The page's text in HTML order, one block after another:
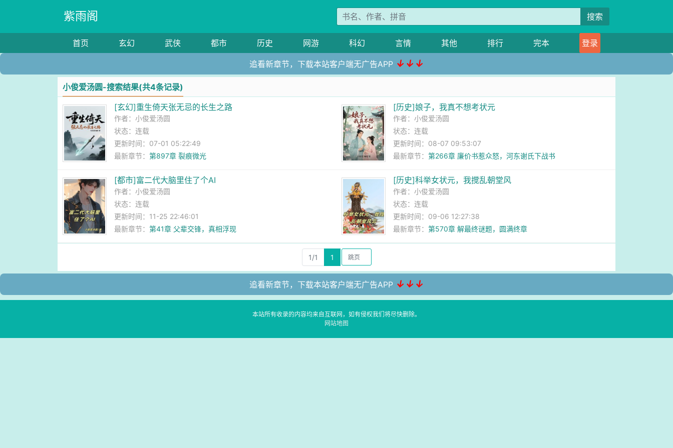
紫雨阁 搜索
首页 玄幻 武侠 都市 历史 网游 科幻 言情 其他 排行 完本 登录
追看新章节，下载本站客户端无广告APP ↓↓↓
小俊爱汤圆-搜索结果(共4条记录)
[玄幻]重生倚天张无忌的长生之路
作者： 小俊爱汤圆
状态：连载
更新时间：07-01 05:22:49
最新章节：第897章 裂痕微光
[历史]娘子，我真不想考状元
作者： 小俊爱汤圆
状态：连载
更新时间：08-07 09:53:07
最新章节： 第266章 廉价书惹众怒，河东谢氏下战书
[都市]富二代大脑里住了个AI
作者： 小俊爱汤圆
状态：连载
更新时间：11-25 22:46:01
最新章节：第41章 父辈交锋，真相浮现
[历史]科举女状元，我搅乱朝堂风
作者： 小俊爱汤圆
状态：连载
更新时间：09-06 12:27:38
最新章节： 第570章 解最终谜题，圆满终章
1/1 1
追看新章节，下载本站客户端无广告APP ↓↓↓
本站所有收录的内容均来自互联网，如有侵权我们将尽快删除。
网站地图